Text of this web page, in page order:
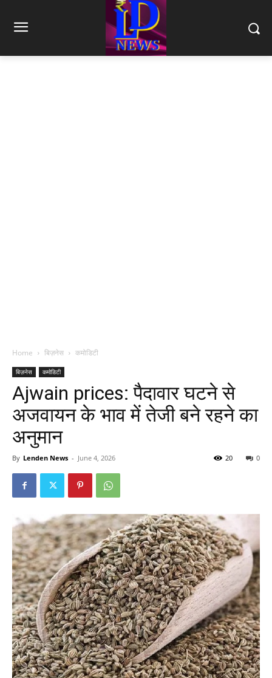
Home बिज़नेस कमोडिटी
बिज़नेस कमोडिटी
Ajwain prices: पैदावार घटने से
अजवायन के भाव में तेजी बने रहने का
अनुमान
By Lenden News - June 4, 2026 0
20